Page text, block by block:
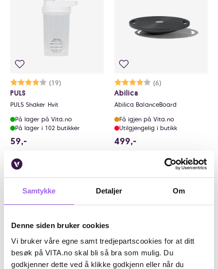
Samtykke Detaljer Om
Denne siden bruker cookies
Vi bruker våre egne samt tredjepartscookies for at ditt
besøk på VITA.no skal bli så bra som mulig. Du
godkjenner dette ved å klikke godkjenn eller når du
Karakter:
(19)
4.0 av 5 mulige
PULS
PULS Shaker Hvit
På lager på Vita.no
På lager i 102 butikker
59,-
Karakter:
(6)
4.0 av 5 mulige
Abilica
Abilica BalanceBoard
Få igjen på Vita.no
Utilgjengelig i butikk
499,-
Kjøp
Kun på nett Kun på nett